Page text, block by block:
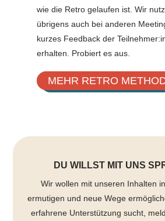
wie die Retro gelaufen ist. Wir
übrigens auch bei anderen
kurzes Feedback der
erhalten. Probiert es aus.
MEHR RETRO
DU WILLST MIT UNS
Wir wollen mit unseren Inhalten
ermutigen und neue Wege
erfahrene Unterstützung sucht,